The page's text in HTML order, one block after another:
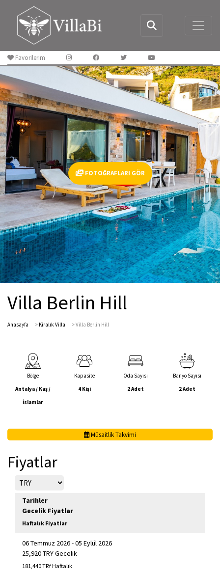
Favorilerim
FOTOĞRAFLARI GÖR
Villa Berlin Hill
Anasayfa > Kiralık Villa >Villa Berlin Hill
Bölge
Antalya / Kaş /
İslamlar
Kapasite
4 Kişi
Oda Sayısı
2 Adet
Banyo Sayısı
2 Adet
Müsaitlik Takvimi
Fiyatlar
Tarihler
Gecelik Fiyatlar
Haftalık Fiyatlar
06 Temmuz 2026 - 05 Eylül 2026
25,920 TRY Gecelik
181,440 TRY Haftalık